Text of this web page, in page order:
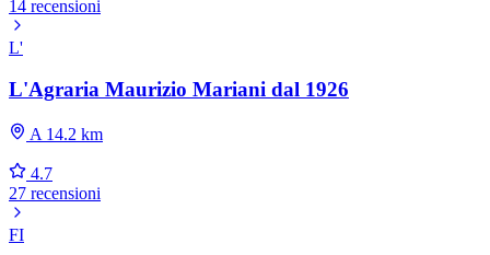
14 recensioni
L'
L'Agraria Maurizio Mariani dal 1926
A 14.2 km
4.7
27 recensioni
FI